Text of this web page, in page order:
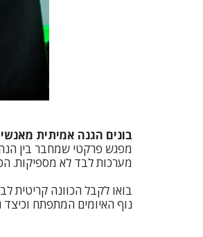
בונים הגנה אמיתית
מפגש פרקטי שמחבר בין
מערכות לבד לא מספיקות.
בואו לקבל הכוונה קריטית
נוף האיומים המתפתח וכיצד